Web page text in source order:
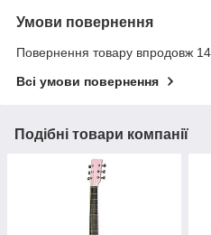
Умови повернення
Повернення товару впродовж
Всі умови повернення
Подібні товари компанії